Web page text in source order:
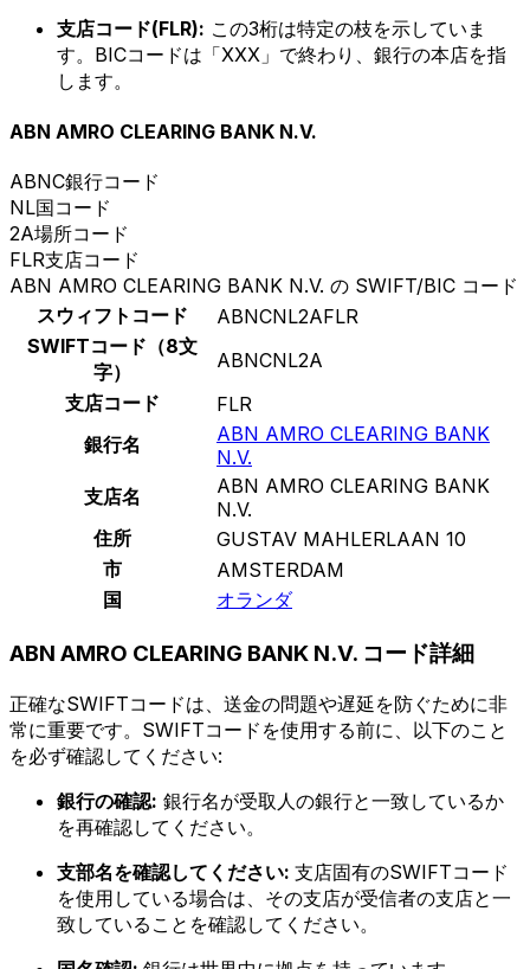
支店コード(FLR): この3桁は特定の枝を示していま
す。BICコードは「XXX」で終わり、銀行の本店を指
します。
ABN AMRO CLEARING BANK N.V.
ABNC銀行コード
NL国コード
2A場所コード
FLR支店コード
ABN AMRO CLEARING BANK N.V. の SWIFT/BIC コード
スウィフトコード
ABNCNL2AFLR
SWIFTコード（8文
字）
ABNCNL2A
支店コード
FLR
銀行名
ABN AMRO CLEARING BANK
N.V.
支店名
ABN AMRO CLEARING BANK
N.V.
住所
GUSTAV MAHLERLAAN 10
市
AMSTERDAM
国
オランダ
ABN AMRO CLEARING BANK N.V. コード詳細
正確なSWIFTコードは、送金の問題や遅延を防ぐために非
常に重要です。SWIFTコードを使用する前に、以下のこと
を必ず確認してください:
銀行の確認: 銀行名が受取人の銀行と一致しているか
を再確認してください。
支部名を確認してください: 支店固有のSWIFTコード
を使用している場合は、その支店が受信者の支店と一
致していることを確認してください。